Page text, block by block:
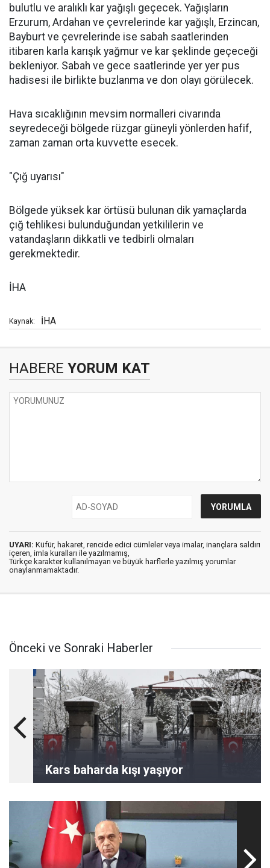
bulutlu ve aralıklı kar yağışlı geçecek. Yağışların
Erzurum, Ardahan ve çevrelerinde kar yağışlı, Erzincan,
Bayburt ve çevrelerinde ise sabah saatlerinden
itibaren karla karışık yağmur ve kar şeklinde geçeceği
bekleniyor. Sabah ve gece saatlerinde yer yer pus
hadisesi ile birlikte buzlanma ve don olayı görülecek.
Hava sıcaklığının mevsim normalleri civarında
seyredeceği bölgede rüzgar güneyli yönlerden hafif,
zaman zaman orta kuvvette esecek.
"Çığ uyarısı"
Bölgede yüksek kar örtüsü bulunan dik yamaçlarda
çığ tehlikesi bulunduğundan yetkililerin ve
vatandaşların dikkatli ve tedbirli olmaları
gerekmektedir.
İHA
Kaynak: İHA
HABERE YORUM KAT
UYARI: Küfür, hakaret, rencide edici cümleler veya imalar, inançlara saldırı
içeren, imla kuralları ile yazılmamış,
Türkçe karakter kullanılmayan ve büyük harflerle yazılmış yorumlar
onaylanmamaktadır.
Önceki ve Sonraki Haberler
Kars baharda kışı yaşıyor